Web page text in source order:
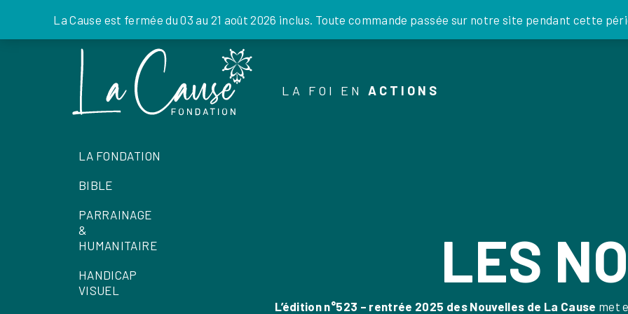
La Cause est fermée du 03 au 21 août 2026 inclus. Toute commande passée sur notre site pendant cette
JE DONNE
LA FOI EN ACTIONS
LA FONDATION
BIBLE
PARRAINAGE
&
HUMANITAIRE
HANDICAP
VISUEL
LES
L’édition n°523 – rentrée 2025 des Nouvelles de La Cause met